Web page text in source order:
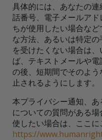
具体的には、あなたの
話番号、電子メールア
ちが使用したい場合な
な方法、あるいは特定
を受けたくない場合は
ば、テキストメールや
の後、短期間でそのよ
止されるようにします。
本プライバシー通知、
についての質問がある
使したい場合は、ここに
https://